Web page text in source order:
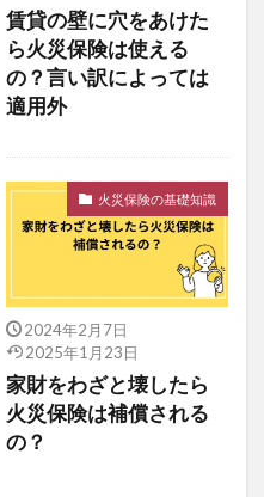
賃貸の壁に穴をあけた
ら火災保険は使える
の？言い訳によっては
適用外
火災保険の基礎知識
2024年2月7日
2025年1月23日
家財をわざと壊したら
火災保険は補償される
の？